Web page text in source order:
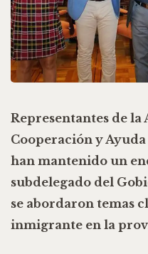
Representantes de la
Cooperación y
han mantenido un
subdelegado del
se abordaron temas
inmigrante en la